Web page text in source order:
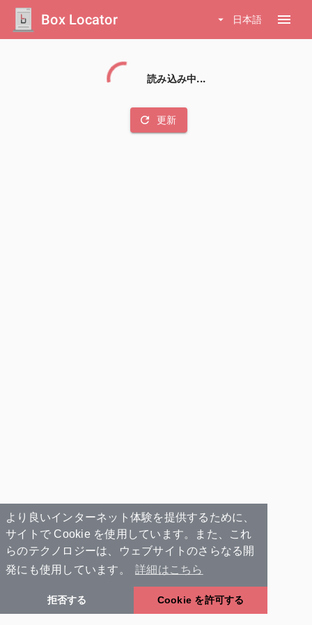
より良いインターネット体験を提供するために、
サイトで Cookie を使用しています。また、これ
らのテクノロジーは、ウェブサイトのさらなる開
発にも使用しています。
詳細はこちら
拒否する Cookie を許可する
Box Locator arrow_drop_down 日本語 menu
読み込み中...
refresh 更新